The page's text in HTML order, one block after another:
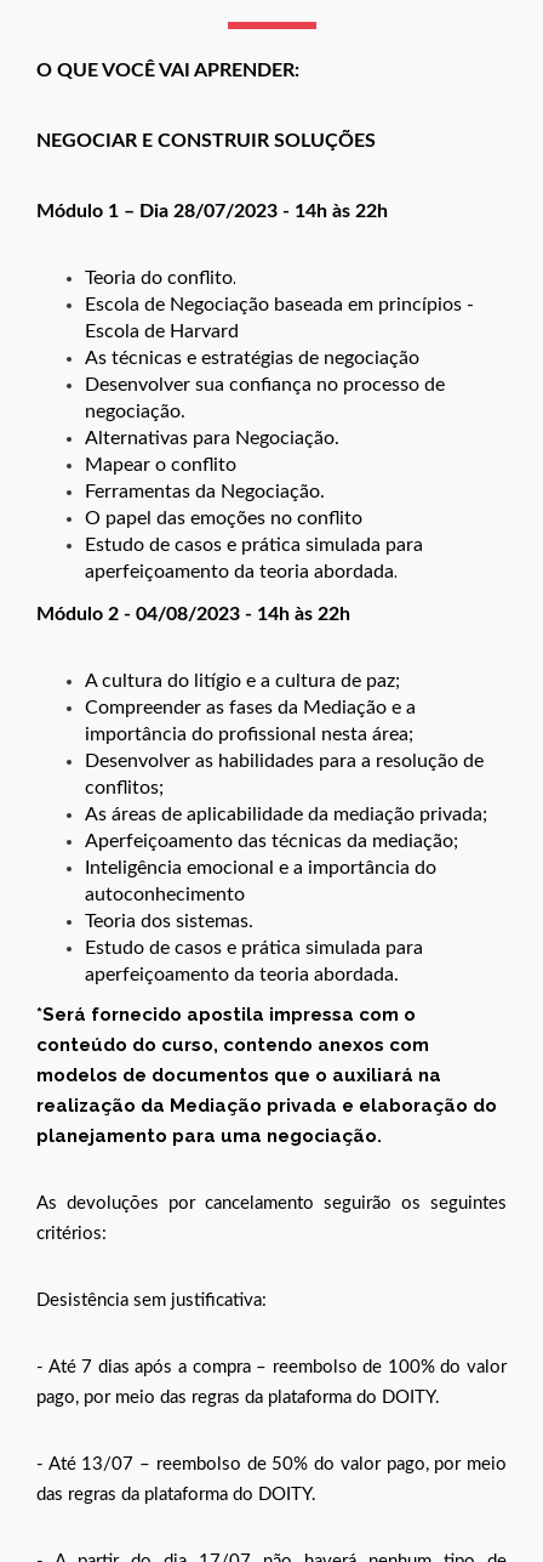
O QUE VOCÊ VAI APRENDER:
NEGOCIAR E CONSTRUIR SOLUÇÕES
Módulo 1 – Dia 28/07/2023 - 14h às 22h
Teoria do conflito.
Escola de Negociação baseada em princípios -
Escola de Harvard
As técnicas e estratégias de negociação
Desenvolver sua confiança no processo de
negociação.
Alternativas para Negociação.
Mapear o conflito
Ferramentas da Negociação.
O papel das emoções no conflito
Estudo de casos e prática simulada para
aperfeiçoamento da teoria abordada.
Módulo 2 - 04/08/2023 - 14h às 22h
A cultura do litígio e a cultura de paz;
Compreender as fases da Mediação e a
importância do profissional nesta área;
Desenvolver as habilidades para a resolução de
conflitos;
As áreas de aplicabilidade da mediação privada;
Aperfeiçoamento das técnicas da mediação;
Inteligência emocional e a importância do
autoconhecimento
Teoria dos sistemas.
Estudo de casos e prática simulada para
aperfeiçoamento da teoria abordada.
*Será fornecido apostila impressa com o
conteúdo do curso, contendo anexos com
modelos de documentos que o auxiliará na
realização da Mediação privada e elaboração do
planejamento para uma negociação.
As devoluções por cancelamento seguirão os seguintes
critérios:
Desistência sem justificativa:
- Até 7 dias após a compra – reembolso de 100% do valor
pago, por meio das regras da plataforma do DOITY.
- Até 13/07 – reembolso de 50% do valor pago, por meio
das regras da plataforma do DOITY.